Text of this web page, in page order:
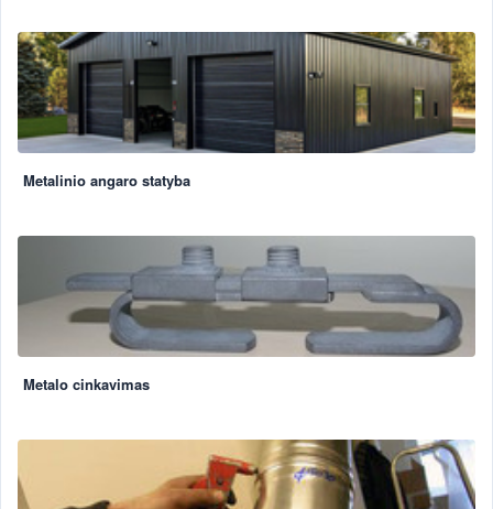
Metalinio angaro statyba
Metalo cinkavimas